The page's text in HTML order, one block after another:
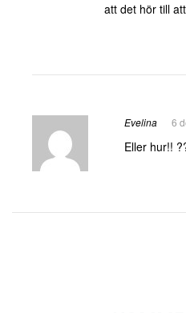
att det hör till
Evelina 6
Eller hur!!